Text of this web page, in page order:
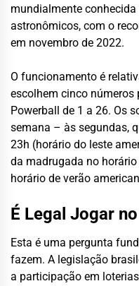
mundialmente
astronômicos, com o
em novembro de 2022.
O funcionamento é
escolhem cinco números
Powerball de 1 a 26. Os
semana – às segundas,
23h (horário do leste
da madrugada no
horário de verão
É Legal Jogar
Esta é uma pergunta
fazem. A legislação
a participação em